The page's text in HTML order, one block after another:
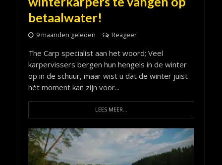
betaalwater!
9 maanden geleden Reageer
The Carp specialist aan het woord; Veel
karpervissers bergen hun hengels in de winter
op in de schuur, maar wist u dat de winter juist
hét moment kan zijn voor...
LEES MEER...